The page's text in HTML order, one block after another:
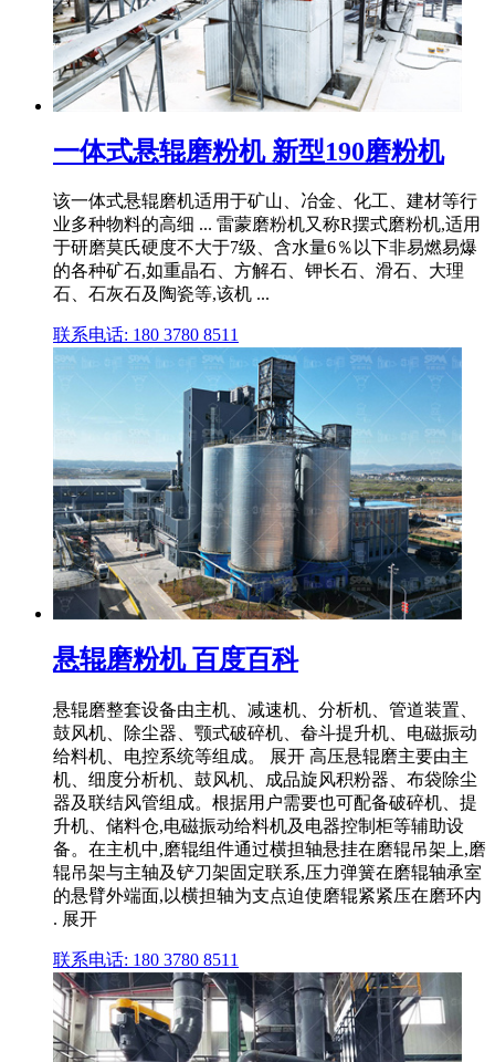
一体式悬辊磨粉机 新型190磨粉机
该一体式悬辊磨机适用于矿山、冶金、化工、建材等行
业多种物料的高细 ... 雷蒙磨粉机又称R摆式磨粉机,适用
于研磨莫氏硬度不大于7级、含水量6％以下非易燃易爆
的各种矿石,如重晶石、方解石、钾长石、滑石、大理
石、石灰石及陶瓷等,该机 ...
联系电话: 180 3780 8511
悬辊磨粉机 百度百科
悬辊磨整套设备由主机、减速机、分析机、管道装置、
鼓风机、除尘器、颚式破碎机、畚斗提升机、电磁振动
给料机、电控系统等组成。 展开 高压悬辊磨主要由主
机、细度分析机、鼓风机、成品旋风积粉器、布袋除尘
器及联结风管组成。根据用户需要也可配备破碎机、提
升机、储料仓,电磁振动给料机及电器控制柜等辅助设
备。在主机中,磨辊组件通过横担轴悬挂在磨辊吊架上,磨
辊吊架与主轴及铲刀架固定联系,压力弹簧在磨辊轴承室
的悬臂外端面,以横担轴为支点迫使磨辊紧紧压在磨环内
. 展开
联系电话: 180 3780 8511